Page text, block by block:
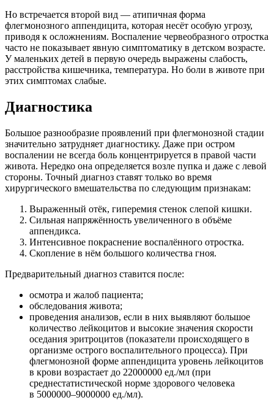
Но встречается второй вид — атипичная форма
флегмонозного аппендицита, которая несёт особую угрозу,
приводя к осложнениям. Воспаление червеобразного отростка
часто не показывает явную симптоматику в детском возрасте.
У маленьких детей в первую очередь выражены слабость,
расстройства кишечника, температура. Но боли в животе при
этих симптомах слабые.
Диагностика
Большое разнообразие проявлений при флегмонозной стадии
значительно затрудняет диагностику. Даже при остром
воспалении не всегда боль концентрируется в правой части
живота. Нередко она определяется возле пупка и даже с левой
стороны. Точный диагноз ставят только во время
хирургического вмешательства по следующим признакам:
Выраженный отёк, гиперемия стенок слепой кишки.
Сильная напряжённость увеличенного в объёме
аппендикса.
Интенсивное покраснение воспалённого отростка.
Скопление в нём большого количества гноя.
Предварительный диагноз ставится после:
осмотра и жалоб пациента;
обследования живота;
проведения анализов, если в них выявляют большое
количество лейкоцитов и высокие значения скорости
оседания эритроцитов (показатели происходящего в
организме острого воспалительного процесса). При
флегмонозной форме аппендицита уровень лейкоцитов
в крови возрастает до 22000000 ед./мл (при
среднестатистической норме здорового человека
в 5000000–9000000 ед./мл).